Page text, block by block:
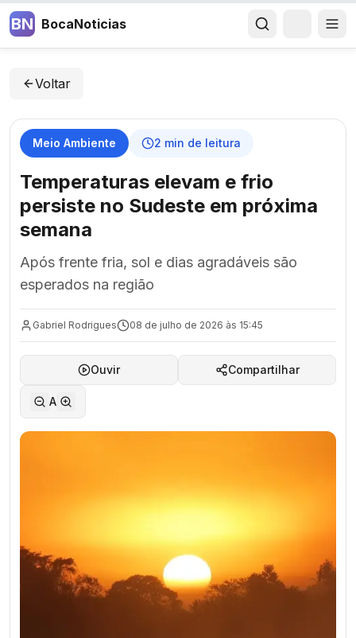
BN BocaNoticias
Voltar
Meio Ambiente 2 min de leitura
Temperaturas elevam e frio
persiste no Sudeste em próxima
semana
Após frente fria, sol e dias agradáveis são
esperados na região
Gabriel Rodrigues 08 de julho de 2026 às 15:45
Ouvir Compartilhar
A